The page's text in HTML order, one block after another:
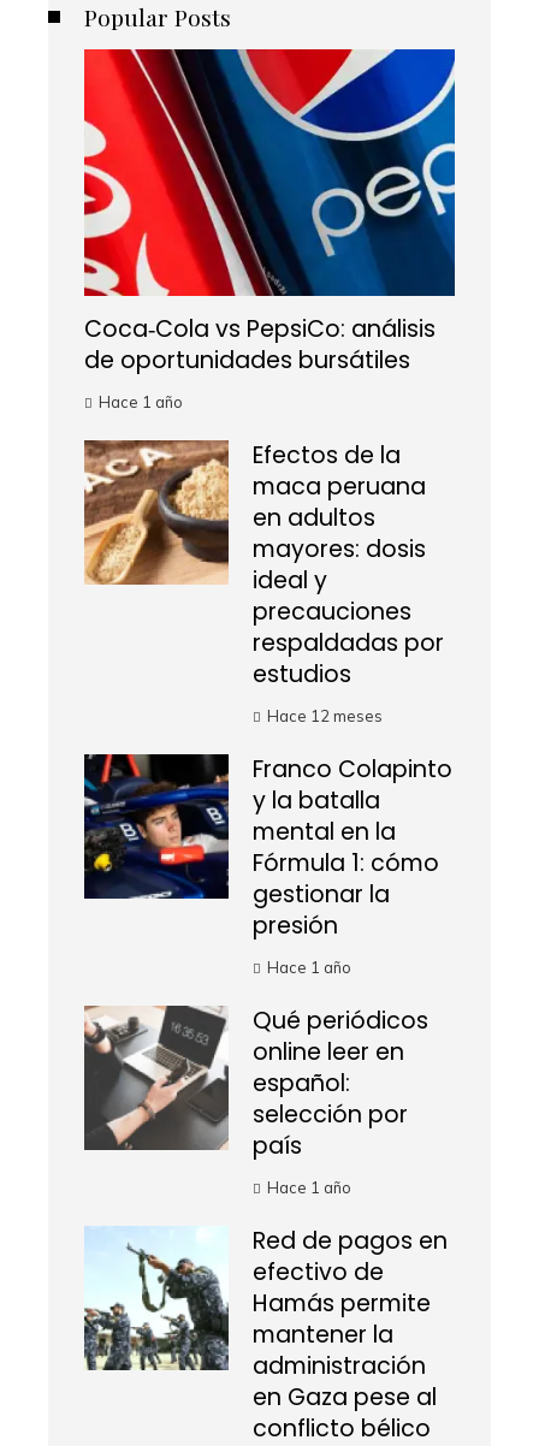
Popular Posts
Coca‑Cola vs PepsiCo: análisis
de oportunidades bursátiles
Hace 1 año
Efectos de la
maca peruana
en adultos
mayores: dosis
ideal y
precauciones
respaldadas por
estudios
Hace 12 meses
Franco Colapinto
y la batalla
mental en la
Fórmula 1: cómo
gestionar la
presión
Hace 1 año
Qué periódicos
online leer en
español:
selección por
país
Hace 1 año
Red de pagos en
efectivo de
Hamás permite
mantener la
administración
en Gaza pese al
conflicto bélico